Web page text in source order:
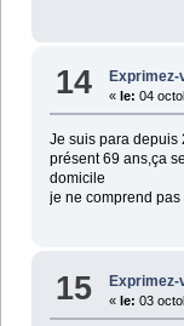
14 Exprimez-
«le: 04
Je suis para depuis
présent 69 ans,ça
domicile
je ne comprend
15 Exprimez-
« le: 03